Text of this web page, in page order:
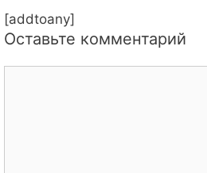
[addtoany]
Оставьте комментарий